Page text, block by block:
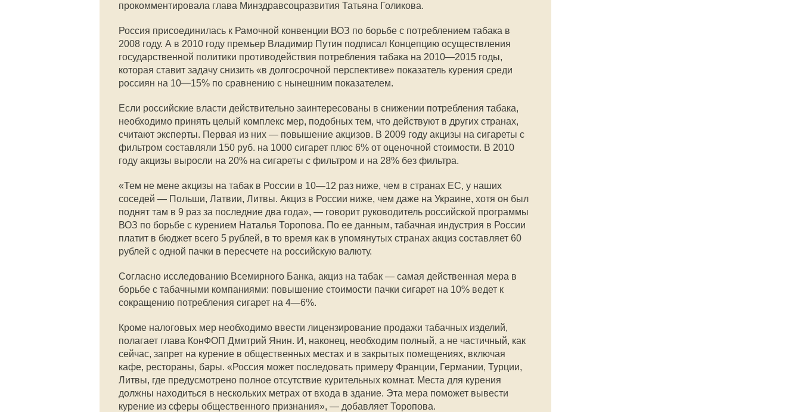
прокомментировала глава Минздравсоцразвития Татьяна Голикова.
Россия присоединилась к Рамочной конвенции ВОЗ по борьбе с потреблением табака в
2008 году. А в 2010 году премьер Владимир Путин подписал Концепцию осуществления
государственной политики противодействия потребления табака на 2010—2015 годы,
которая ставит задачу снизить «в долгосрочной перспективе» показатель курения среди
россиян на 10—15% по сравнению с нынешним показателем.
Если российские власти действительно заинтересованы в снижении потребления табака,
необходимо принять целый комплекс мер, подобных тем, что действуют в других странах,
считают эксперты. Первая из них — повышение акцизов. В 2009 году акцизы на сигареты с
фильтром составляли 150 руб. на 1000 сигарет плюс 6% от оценочной стоимости. В 2010
году акцизы выросли на 20% на сигареты с фильтром и на 28% без фильтра.
«Тем не мене акцизы на табак в России в 10—12 раз ниже, чем в странах ЕС, у наших
соседей — Польши, Латвии, Литвы. Акциз в России ниже, чем даже на Украине, хотя он был
поднят там в 9 раз за последние два года», — говорит руководитель российской программы
ВОЗ по борьбе с курением Наталья Торопова. По ее данным, табачная индустрия в России
платит в бюджет всего 5 рублей, в то время как в упомянутых странах акциз составляет 60
рублей с одной пачки в пересчете на российскую валюту.
Согласно исследованию Всемирного Банка, акциз на табак — самая действенная мера в
борьбе с табачными компаниями: повышение стоимости пачки сигарет на 10% ведет к
сокращению потребления сигарет на 4—6%.
Кроме налоговых мер необходимо ввести лицензирование продажи табачных изделий,
полагает глава КонФОП Дмитрий Янин. И, наконец, необходим полный, а не частичный, как
сейчас, запрет на курение в общественных местах и в закрытых помещениях, включая
кафе, рестораны, бары. «Россия может последовать примеру Франции, Германии, Турции,
Литвы, где предусмотрено полное отсутствие курительных комнат. Места для курения
должны находиться в нескольких метрах от входа в здание. Эта мера поможет вывести
курение из сферы общественного признания», — добавляет Торопова.